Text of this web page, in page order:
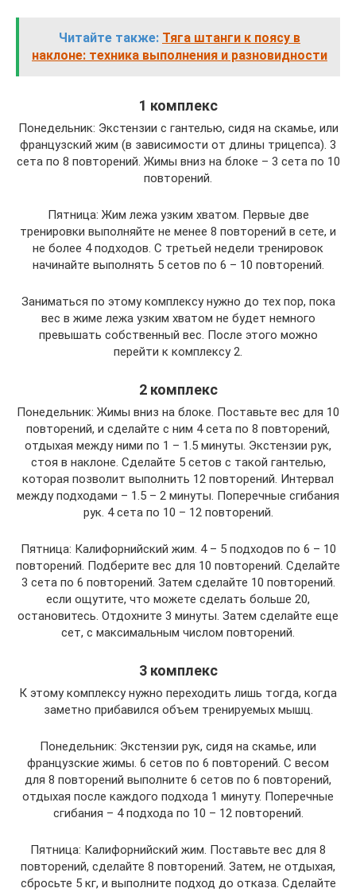
Читайте также: Тяга штанги к поясу в
наклоне: техника выполнения и разновидности
1 комплекс
Понедельник: Экстензии с гантелью, сидя на скамье, или
французский жим (в зависимости от длины трицепса). 3
сета по 8 повторений. Жимы вниз на блоке – 3 сета по 10
повторений.
Пятница: Жим лежа узким хватом. Первые две
тренировки выполняйте не менее 8 повторений в сете, и
не более 4 подходов. С третьей недели тренировок
начинайте выполнять 5 сетов по 6 – 10 повторений.
Заниматься по этому комплексу нужно до тех пор, пока
вес в жиме лежа узким хватом не будет немного
превышать собственный вес. После этого можно
перейти к комплексу 2.
2 комплекс
Понедельник: Жимы вниз на блоке. Поставьте вес для 10
повторений, и сделайте с ним 4 сета по 8 повторений,
отдыхая между ними по 1 – 1.5 минуты. Экстензии рук,
стоя в наклоне. Сделайте 5 сетов с такой гантелью,
которая позволит выполнить 12 повторений. Интервал
между подходами – 1.5 – 2 минуты. Поперечные сгибания
рук. 4 сета по 10 – 12 повторений.
Пятница: Калифорнийский жим. 4 – 5 подходов по 6 – 10
повторений. Подберите вес для 10 повторений. Сделайте
3 сета по 6 повторений. Затем сделайте 10 повторений.
если ощутите, что можете сделать больше 20,
остановитесь. Отдохните 3 минуты. Затем сделайте еще
сет, с максимальным числом повторений.
3 комплекс
К этому комплексу нужно переходить лишь тогда, когда
заметно прибавился объем тренируемых мышц.
Понедельник: Экстензии рук, сидя на скамье, или
французские жимы. 6 сетов по 6 повторений. С весом
для 8 повторений выполните 6 сетов по 6 повторений,
отдыхая после каждого подхода 1 минуту. Поперечные
сгибания – 4 подхода по 10 – 12 повторений.
Пятница: Калифорнийский жим. Поставьте вес для 8
повторений, сделайте 8 повторений. Затем, не отдыхая,
сбросьте 5 кг, и выполните подход до отказа. Сделайте